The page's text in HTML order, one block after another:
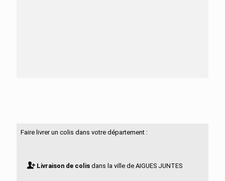
Faire livrer un colis dans votre département :
Livraison de colisdans la ville de AIGUES JUNTES